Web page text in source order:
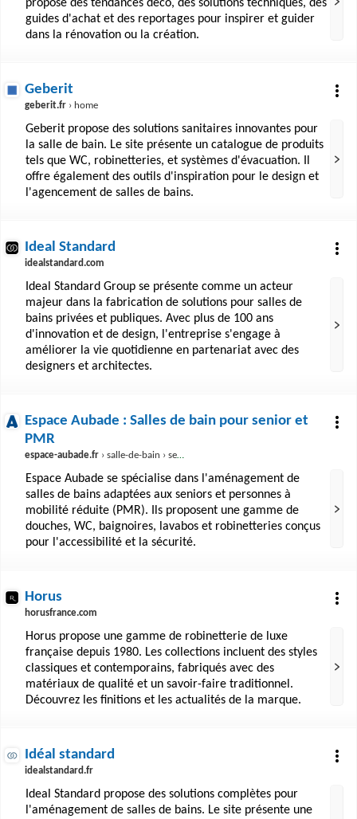
propose des tendances déco, des solutions techniques, des
guides d'achat et des reportages pour inspirer et guider
dans la rénovation ou la création.
Geberit
geberit.fr › home
Geberit propose des solutions sanitaires innovantes pour
la salle de bain. Le site présente un catalogue de produits
tels que WC, robinetteries, et systèmes d'évacuation. Il
offre également des outils d'inspiration pour le design et
l'agencement de salles de bains.
Ideal Standard
idealstandard.com
Ideal Standard Group se présente comme un acteur
majeur dans la fabrication de solutions pour salles de
bains privées et publiques. Avec plus de 100 ans
d'innovation et de design, l'entreprise s'engage à
améliorer la vie quotidienne en partenariat avec des
designers et architectes.
Espace Aubade : Salles de bain pour senior et
PMR
espace-aubade.fr › salle-de-bain › senior-et-pmr
Espace Aubade se spécialise dans l'aménagement de
salles de bains adaptées aux seniors et personnes à
mobilité réduite (PMR). Ils proposent une gamme de
douches, WC, baignoires, lavabos et robinetteries conçus
pour l'accessibilité et la sécurité.
Horus
horusfrance.com
Horus propose une gamme de robinetterie de luxe
française depuis 1980. Les collections incluent des styles
classiques et contemporains, fabriqués avec des
matériaux de qualité et un savoir-faire traditionnel.
Découvrez les finitions et les actualités de la marque.
Idéal standard
idealstandard.fr
Ideal Standard propose des solutions complètes pour
l'aménagement de salles de bains. Le site présente une